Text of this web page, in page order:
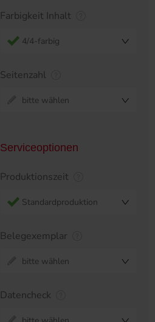
Farbigkeit Inhalt
4/4-farbig
Seitenzahl
bitte wählen
Serviceoptionen
Produktionszeit
Standardproduktion
Belegexemplar
bitte wählen
Datencheck